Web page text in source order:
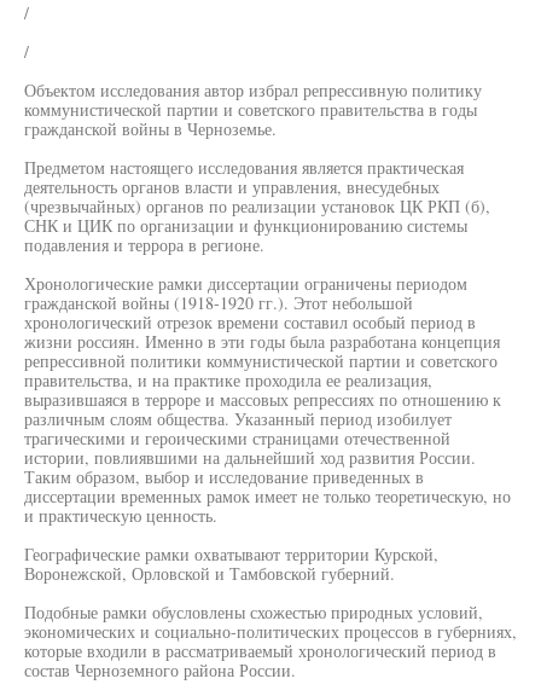
/
/
Объектом исследования автор избрал репрессивную политику
коммунистической партии и советского правительства в годы
гражданской войны в Черноземье.
Предметом настоящего исследования является практическая
деятельность органов власти и управления, внесудебных
(чрезвычайных) органов по реализации установок ЦК РКП (б),
СНК и ЦИК по организации и функционированию системы
подавления и террора в регионе.
Хронологические рамки диссертации ограничены периодом
гражданской войны (1918-1920 гг.). Этот небольшой
хронологический отрезок времени составил особый период в
жизни россиян. Именно в эти годы была разработана концепция
репрессивной политики коммунистической партии и советского
правительства, и на практике проходила ее реализация,
выразившаяся в терроре и массовых репрессиях по отношению к
различным слоям общества. Указанный период изобилует
трагическими и героическими страницами отечественной
истории, повлиявшими на дальнейший ход развития России.
Таким образом, выбор и исследование приведенных в
диссертации временных рамок имеет не только теоретическую, но
и практическую ценность.
Географические рамки охватывают территории Курской,
Воронежской, Орловской и Тамбовской губерний.
Подобные рамки обусловлены схожестью природных условий,
экономических и социально-политических процессов в губерниях,
которые входили в рассматриваемый хронологический период в
состав Черноземного района России.